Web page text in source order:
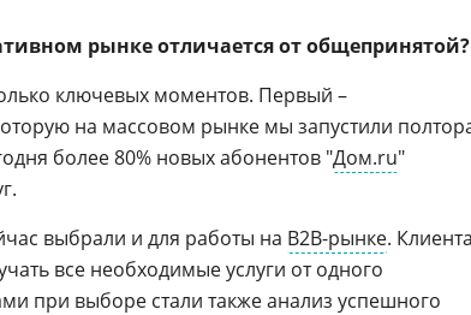
рынке отличается от общепринятой?
ключевых моментов. Первый –
на массовом рынке мы запустили
более 80% новых абонентов "Дом.ru"
выбрали и для работы на B2B-рынке.
все необходимые услуги от одного
при выборе стали также анализ успешного